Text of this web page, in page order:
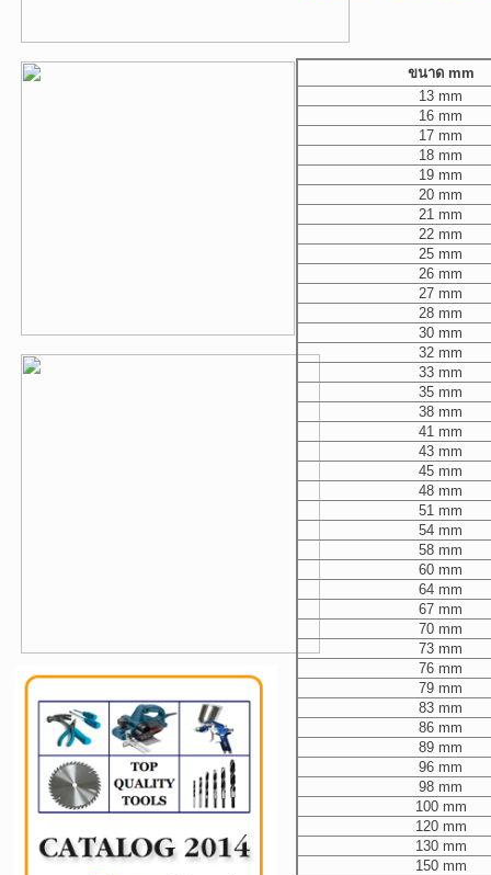
ขนาด mm
13 mm
16 mm
17 mm
18 mm
19 mm
20 mm
21 mm
22 mm
25 mm
26 mm
27 mm
28 mm
30 mm
32 mm
33 mm
35 mm
38 mm
41 mm
43 mm
45 mm
48 mm
51 mm
54 mm
58 mm
60 mm
64 mm
67 mm
70 mm
73 mm
76 mm
79 mm
83 mm
86 mm
89 mm
96 mm
98 mm
100 mm
120 mm
130 mm
150 mm